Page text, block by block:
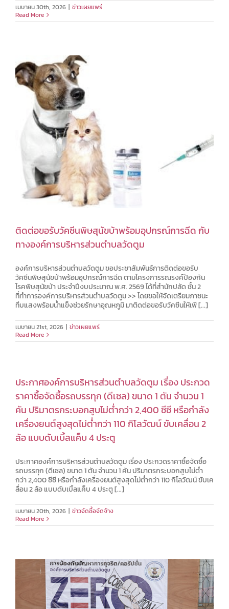
เมษายน 30th, 2026 | ข่าวเผยแพร่
Read More
ติดต่อขอรับวัคซีนพิษสุนัขบ้าพร้อมอุปกรณ์การฉีด กับ
ทางองค์การบริหารส่วนตำบลวัดตูม
องค์การบริหารส่วนตำบลวัดตูม ขอประชาสัมพันธ์การติดต่อขอรับ
วัคซีนพิษสุนัขบ้าพร้อมอุปกรณ์การฉีด ตามโครงการรณรงค์ป้องกัน
โรคพิษสุนัขบ้า ประจำปีงบประมาณ พ.ศ. 2569 ได้ที่สำนักปลัด ชั้น 2
ที่ทำการองค์การบริหารส่วนตำบลวัดตูม >> โดยขอให้จัดเตรียมภาชนะ
ทึบแสงพร้อมน้ำแข็งช่วยรักษาอุณหภูมิ มาติดต่อขอรับวัคซีนให้เพี [...]
เมษายน 21st, 2026 | ข่าวเผยแพร่
Read More
ประกาศองค์การบริหารส่วนตำบลวัดตูม เรื่อง ประกวด
ราคาซื้อจัดซื้อรถบรรทุก (ดีเซล) ขนาด 1 ตัน จำนวน 1
คัน ปริมาตรกระบอกสูบไม่ต่ำกว่า 2,400 ซีซี หรือกำลัง
เครื่องยนต์สูงสุดไม่ต่ำกว่า 110 กิโลวัฒน์ ขับเคลื่อน 2
ล้อ แบบดับเบิ้ลแค็บ 4 ประตู
ประกาศองค์การบริหารส่วนตำบลวัดตูม เรื่อง ประกวดราคาซื้อจัดซื้อ
รถบรรทุก (ดีเซล) ขนาด 1 ตัน จำนวน 1 คัน ปริมาตรกระบอกสูบไม่ต่ำ
กว่า 2,400 ซีซี หรือกำลังเครื่องยนต์สูงสุดไม่ต่ำกว่า 110 กิโลวัฒน์ ขับเค
ลื่อน 2 ล้อ แบบดับเบิ้ลแค็บ 4 ประตู [...]
เมษายน 20th, 2026 | ข่าวจัดซื้อจัดจ้าง
Read More